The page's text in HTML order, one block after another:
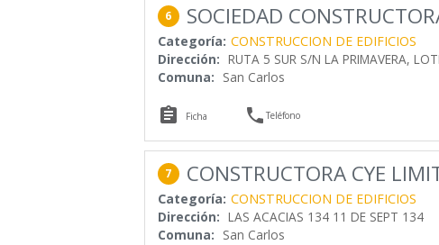
6 SOCIEDAD
Categoría: CONSTRUCCION DE EDIFICIOS
Dirección: RUTA 5 SUR S/N LA PRIMAVERA,
Comuna: San Carlos
 Ficha Teléfono
7 CONSTRUCTORA CYE
Categoría: CONSTRUCCION DE EDIFICIOS
Dirección: LAS ACACIAS 134 11 DE SEPT 134
Comuna: San Carlos